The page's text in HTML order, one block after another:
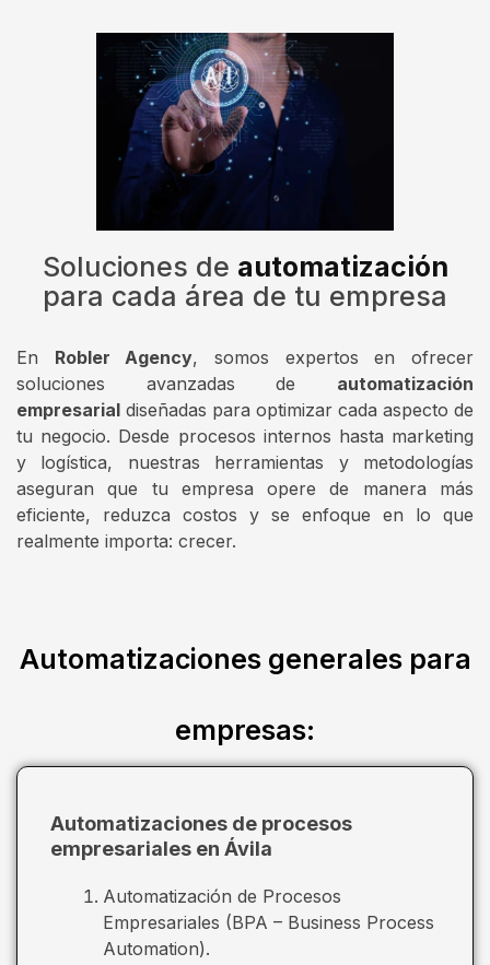
Soluciones de automatización
para cada área de tu empresa
En Robler Agency, somos expertos en ofrecer
soluciones avanzadas de automatización
empresarial diseñadas para optimizar cada aspecto de
tu negocio. Desde procesos internos hasta marketing
y logística, nuestras herramientas y metodologías
aseguran que tu empresa opere de manera más
eficiente, reduzca costos y se enfoque en lo que
realmente importa: crecer.
Automatizaciones generales para
empresas:
Automatizaciones de procesos
empresariales en Ávila
Automatización de Procesos
Empresariales (BPA – Business Process
Automation).